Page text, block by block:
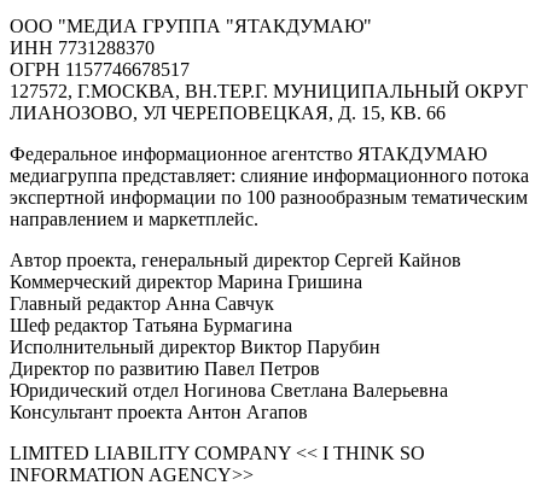
ООО "МЕДИА ГРУППА "ЯТАКДУМАЮ"
ИНН 7731288370
ОГРН 1157746678517
127572, Г.МОСКВА, ВН.ТЕР.Г. МУНИЦИПАЛЬНЫЙ ОКРУГ
ЛИАНОЗОВО, УЛ ЧЕРЕПОВЕЦКАЯ, Д. 15, КВ. 66
Федеральное информационное агентство ЯТАКДУМАЮ
медиагруппа представляет: слияние информационного потока
экспертной информации по 100 разнообразным тематическим
направлением и маркетплейс.
Автор проекта, генеральный директор Сергей Кайнов
Коммерческий директор Марина Гришина
Главный редактор Анна Савчук
Шеф редактор Татьяна Бурмагина
Исполнительный директор Виктор Парубин
Директор по развитию Павел Петров
Юридический отдел Ногинова Светлана Валерьевна
Консультант проекта Антон Агапов
LIMITED LIABILITY COMPANY << I THINK SO
INFORMATION AGENCY>>